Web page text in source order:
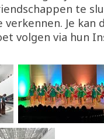
te
Je kan
volgen via hun